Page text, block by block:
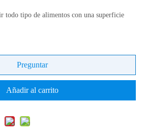
todo tipo de alimentos con una superficie
Preguntar
Añadir al carrito